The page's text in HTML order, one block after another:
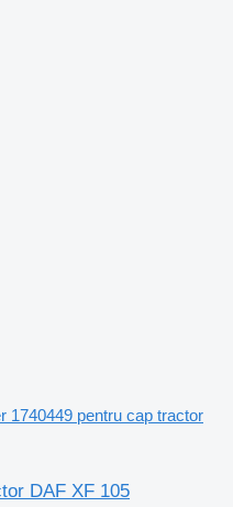
1740449 pentru cap tractor
DAF XF 105